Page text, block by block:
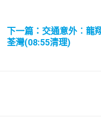
下一篇：交通意外︰龍
荃灣(08:55清理)